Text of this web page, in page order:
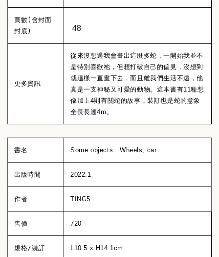
頁數(含封面
封底)
48
更多資訊
從來沒想過我會畫出這麼多蛇，一開始我並不
是特別喜歡祂，但想打破自己的偏見，沒想到
就這樣一直畫下去，而且離我們生活不遠，他
真是一支神秘又可愛的動物。這本書有11種想
像加上4則有關蛇的故事，裝訂也是蛇的意象
全長長達4m。
書名 Some objects : Wheels, car
出版時間 2022.1
作者 TING5
售價 720
規格/裝訂 L10.5 x H14.1cm